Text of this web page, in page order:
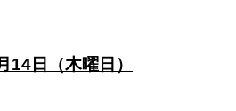
14日（木曜日）